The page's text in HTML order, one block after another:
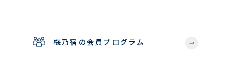
梅乃宿の会員プログラム